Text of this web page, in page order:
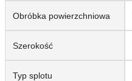
Obróbka powierzchniowa
Szerokość
Typ splotu